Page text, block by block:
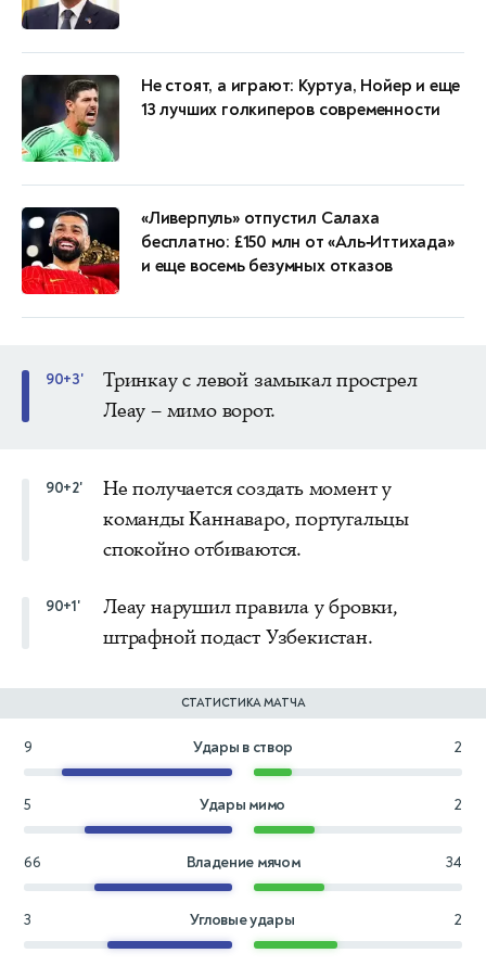
Не стоят, а играют: Куртуа, Нойер и еще
13 лучших голкиперов современности
«Ливерпуль» отпустил Салаха
бесплатно: £150 млн от «Аль‑Иттихада»
и еще восемь безумных отказов
90+3'
Тринкау с левой замыкал прострел
Леау – мимо ворот.
90+2'
Не получается создать момент у
команды Каннаваро, португальцы
спокойно отбиваются.
90+1'
Леау нарушил правила у бровки,
штрафной подаст Узбекистан.
СТАТИСТИКА МАТЧА
9 Удары в створ 2
5 Удары мимо 2
66 Владение мячом 34
3 Угловые удары 2